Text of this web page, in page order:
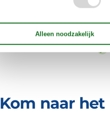
✓
✓
Kom naar